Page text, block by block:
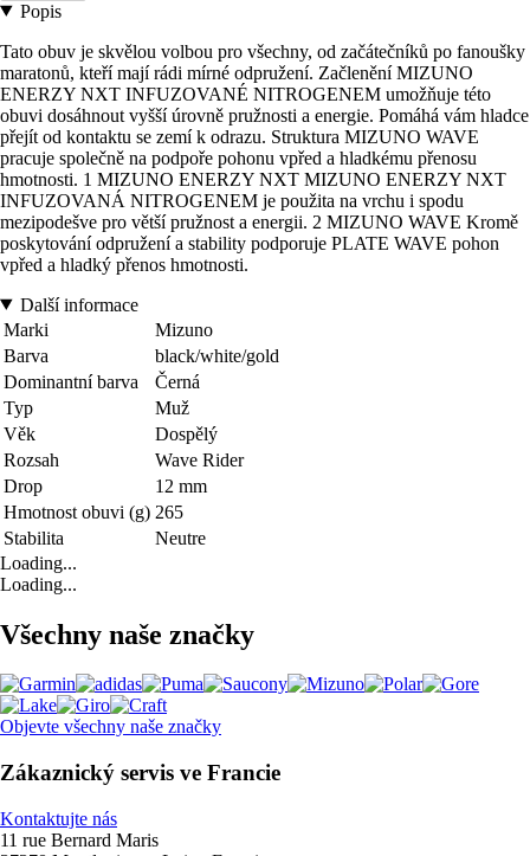
Popis
Tato obuv je skvělou volbou pro všechny, od začátečníků po fanoušky
maratonů, kteří mají rádi mírné odpružení. Začlenění MIZUNO
ENERZY NXT INFUZOVANÉ NITROGENEM umožňuje této
obuvi dosáhnout vyšší úrovně pružnosti a energie. Pomáhá vám hladce
přejít od kontaktu se zemí k odrazu. Struktura MIZUNO WAVE
pracuje společně na podpoře pohonu vpřed a hladkému přenosu
hmotnosti. 1 MIZUNO ENERZY NXT MIZUNO ENERZY NXT
INFUZOVANÁ NITROGENEM je použita na vrchu i spodu
mezipodešve pro větší pružnost a energii. 2 MIZUNO WAVE Kromě
poskytování odpružení a stability podporuje PLATE WAVE pohon
vpřed a hladký přenos hmotnosti.
Další informace
Marki
Mizuno
Barva
black/white/gold
Dominantní barva
Černá
Typ
Muž
Věk
Dospělý
Rozsah
Wave Rider
Drop
12 mm
Hmotnost obuvi (g) 265
Stabilita
Neutre
Loading...
Loading...
Všechny naše značky
Objevte všechny naše značky
Zákaznický servis ve Francie
Kontaktujte nás
11 rue Bernard Maris